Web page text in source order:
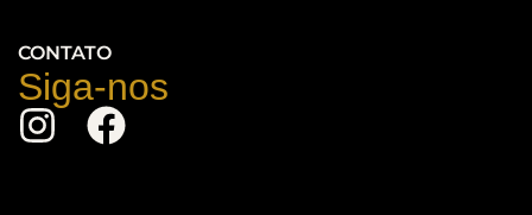
CONTATO
Siga-nos